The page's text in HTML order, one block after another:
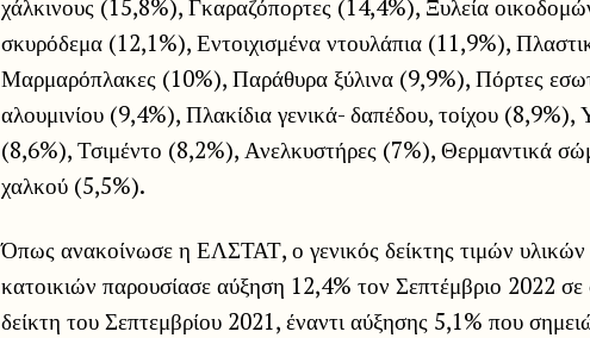
χάλκινους (15,8%), Γκαραζόπορτες (14,4%), Ξυλεία
σκυρόδεμα (12,1%), Εντοιχισμένα ντουλάπια (11,9%),
Μαρμαρόπλακες (10%), Παράθυρα ξύλινα (9,9%), Πόρτες
αλουμινίου (9,4%), Πλακίδια γενικά- δαπέδου, τοίχου (8,9%),
(8,6%), Τσιμέντο (8,2%), Ανελκυστήρες (7%), Θερμαντικά
χαλκού (5,5%).
Όπως ανακοίνωσε η ΕΛΣΤΑΤ, ο γενικός δείκτης τιμών
κατοικιών παρουσίασε αύξηση 12,4% τον Σεπτέμβριο 2022 σε
δείκτη του Σεπτεμβρίου 2021, έναντι αύξησης 5,1% που